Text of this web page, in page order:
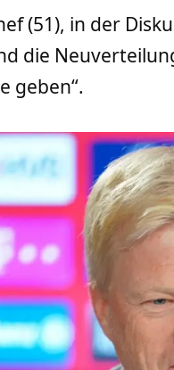
(51), in der
die
geben“.